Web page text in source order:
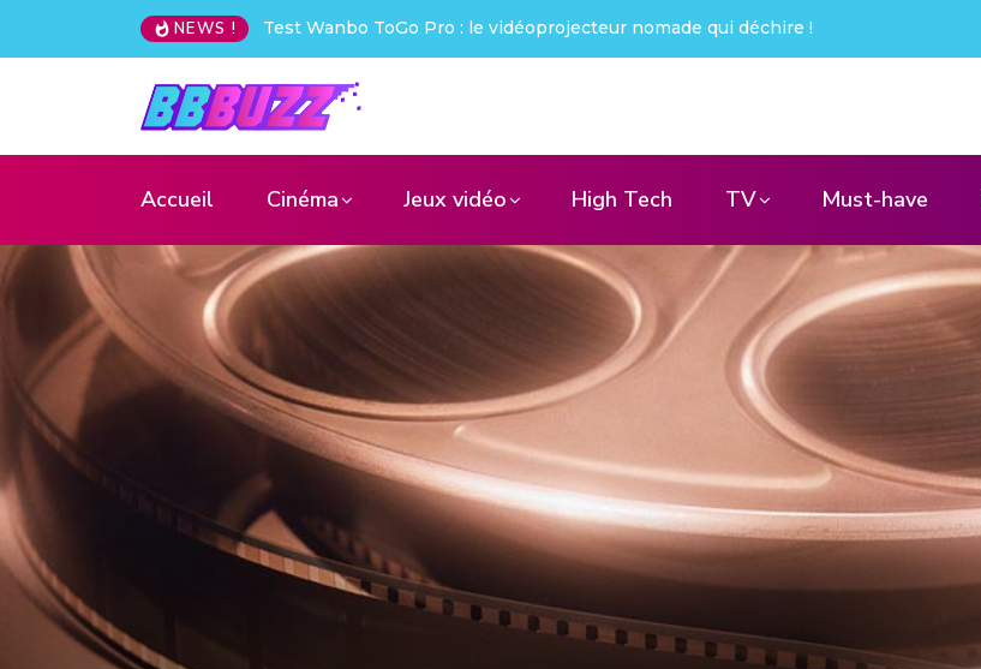
NEWS ! Creative Pebble X : j’ai été choqué !
Accueil Cinéma Jeux vidéo High Tech TV Must-have